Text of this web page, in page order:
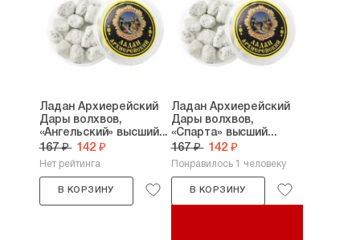
Ладан Архиерейский
Дары волхвов,
«Ангельский» высший...
167 ₽ 142 ₽
Нет рейтинга
В КОРЗИНУ
Ладан Архиерейский
Дары волхвов,
«Спарта» высший...
167 ₽ 142 ₽
Понравилось 1 человеку
В КОРЗИНУ